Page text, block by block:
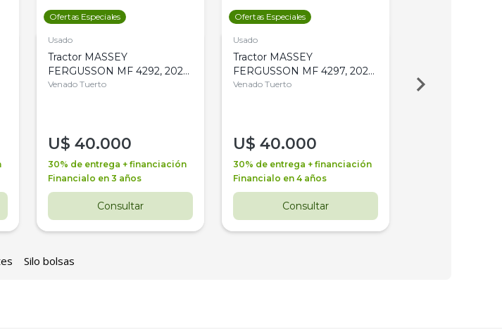
Ofertas Especiales
Usado
Tractor MASSEY
FERGUSSON MF 4292, 2020,
4WD, PATON
Venado Tuerto
U$ 40.000
30% de entrega + financiación
Financialo en 3 años
Consultar
Ofertas Especiales
Usado
Tractor MASSEY
FERGUSSON MF 4297, 2020,
4WD, PATON
Venado Tuerto
U$ 40.000
30% de entrega + financiación
Financialo en 4 años
Consultar
Venado Tuerto
Silo bolsas